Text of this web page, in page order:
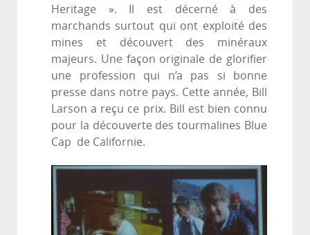
Heritage ». Il est décerné à des
marchands surtout qui ont exploité des
mines et découvert des minéraux
majeurs. Une façon originale de glorifier
une profession qui n’a pas si bonne
presse dans notre pays. Cette année, Bill
Larson a reçu ce prix. Bill est bien connu
pour la découverte des tourmalines Blue
Cap de Californie.